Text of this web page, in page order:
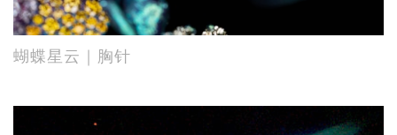
蝴蝶星云｜胸针